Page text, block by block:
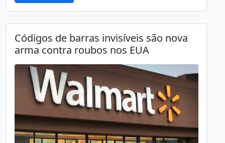
Códigos de barras invisíveis são nova
arma contra roubos nos EUA